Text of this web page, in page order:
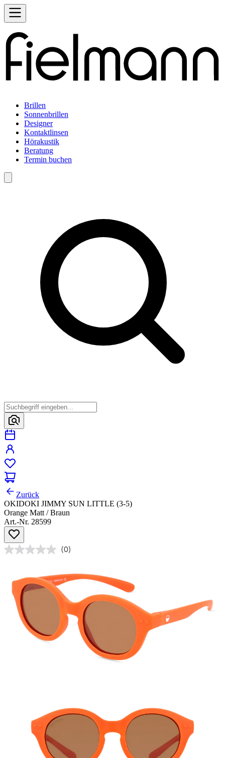
Brillen
Sonnenbrillen
Designer
Kontaktlinsen
Hörakustik
Beratung
Termin buchen
Zurück
OKIDOKI JIMMY SUN LITTLE (3-5)
Orange Matt / Braun
Art.-Nr. 28599
(0)